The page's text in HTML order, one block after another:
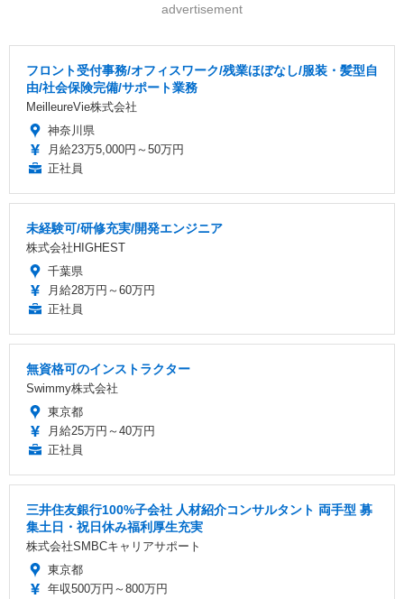
advertisement
フロント受付事務/オフィスワーク/残業ほぼなし/服装・髪型自
由/社会保険完備/サポート業務
MeilleureVie株式会社
神奈川県
月給23万5,000円～50万円
正社員
未経験可/研修充実/開発エンジニア
株式会社HIGHEST
千葉県
月給28万円～60万円
正社員
無資格可のインストラクター
Swimmy株式会社
東京都
月給25万円～40万円
正社員
三井住友銀行100%子会社 人材紹介コンサルタント 両手型 募
集土日・祝日休み福利厚生充実
株式会社SMBCキャリアサポート
東京都
年収500万円～800万円